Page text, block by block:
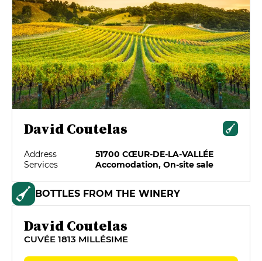
David Coutelas
Address
51700 CŒUR-DE-LA-VALLÉE
Services
Accomodation, On-site sale
BOTTLES FROM THE WINERY
David Coutelas
CUVÉE 1813 MILLÉSIME